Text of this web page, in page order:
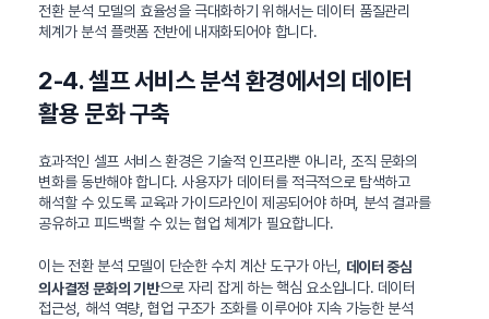
전환 분석 모델의 효율성을 극대화하기 위해서는 데이터 품질관리
체계가 분석 플랫폼 전반에 내재화되어야 합니다.
2-4. 셀프 서비스 분석 환경에서의 데이터
활용 문화 구축
효과적인 셀프 서비스 환경은 기술적 인프라뿐 아니라, 조직 문화의
변화를 동반해야 합니다. 사용자가 데이터를 적극적으로 탐색하고
해석할 수 있도록 교육과 가이드라인이 제공되어야 하며, 분석 결과를
공유하고 피드백할 수 있는 협업 체계가 필요합니다.
이는 전환 분석 모델이 단순한 수치 계산 도구가 아닌, 데이터 중심
의사결정 문화의 기반으로 자리 잡게 하는 핵심 요소입니다. 데이터
접근성, 해석 역량, 협업 구조가 조화를 이루어야 지속 가능한 분석